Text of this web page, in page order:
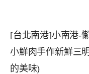
[台北南港]小南港-
小鮮肉手作新鮮三
的美味)